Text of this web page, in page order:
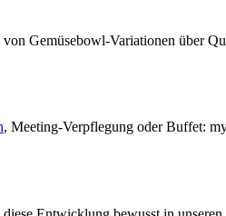
Gemüsebowl-Variationen über
, Meeting-Verpflegung oder Buffet: